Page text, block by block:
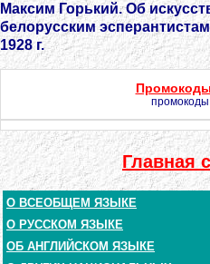
Максим Горький. Об
белорусским
1928 г.
Главная
О ВСЕОБЩЕМ ЯЗЫКЕ
О РУССКОМ ЯЗЫКЕ
ОБ АНГЛИЙСКОМ ЯЗЫКЕ